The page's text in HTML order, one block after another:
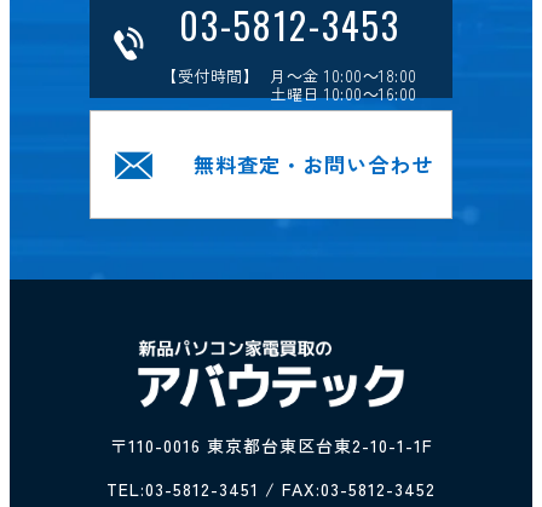
03-5812-3453
【受付時間】 月～金 10:00～18:00
土曜日 10:00～16:00
無料査定・お問い合わせ
〒110-0016 東京都台東区台東2-10-1-1F
TEL:03-5812-3451 / FAX:03-5812-3452